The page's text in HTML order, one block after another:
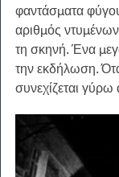
φαντάσματα
αριθμός
τη σκηνή. Ένα
την εκδήλωση.
συνεχίζεται γύρω